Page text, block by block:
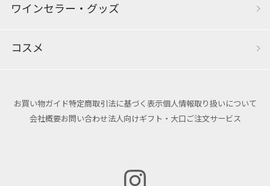
ワインセラー・グッズ
コスメ
お買い物ガイド特定商取引法に基づく表示個人情報取り扱いについて
会社概要お問い合わせ法人向けギフト・大口ご注文サービス